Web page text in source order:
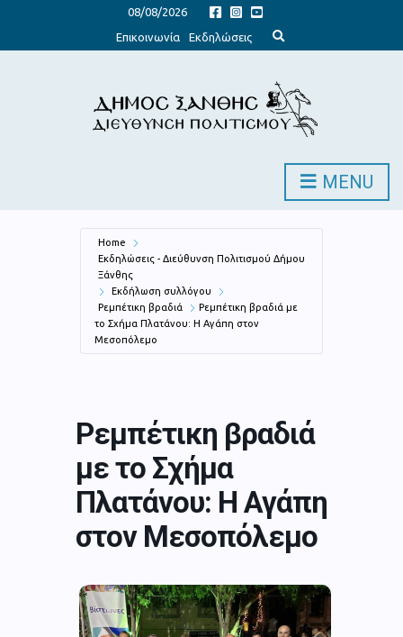
08/08/2026
Επικοινωνία
Εκδηλώσεις
x
d
s
e
c
o
MENU
Home
Εκδηλώσεις - Διεύθυνση Πολιτισμού Δήμου
Ξάνθης
Εκδήλωση συλλόγου
Ρεμπέτικη βραδιά
Ρεμπέτικη βραδιά με
το Σχήμα Πλατάνου: Η Αγάπη στον
Μεσοπόλεμο
Ρεμπέτικη βραδιά
με το Σχήμα
Πλατάνου: Η Αγάπη
στον Μεσοπόλεμο